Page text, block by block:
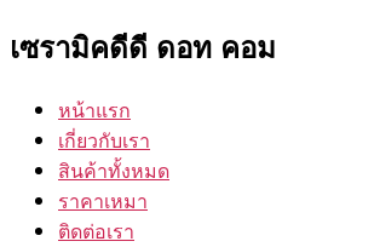
เซรามิคดีดี ดอท คอม
หน้าแรก
เกี่ยวกับเรา
สินค้าทั้งหมด
ราคาเหมา
ติดต่อเรา